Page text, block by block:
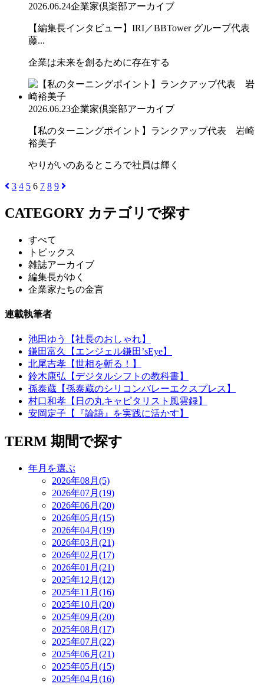
2026.06.24企業家倶楽部アーカイブ
【編集長インタビュー】IRI／BBTower グループ代表
藤...
企業は未来を創るために存在する
2026.06.23企業家倶楽部アーカイブ
【私のターニングポイント】ランクアップ代表 岩崎
裕美子
やりがいのあるところで社員は輝く
3 4 5 6 7 8 9
CATEGORY カテゴリで探す
すべて
トピックス
雑誌アーカイブ
編集長がゆく
企業家たちの金言
連載執筆者
池田ゆう【社長のおしゃれ】
鎌田富久【エンジェル鎌田’sEye】
北尾吉孝【世相を斬る！】
鈴木康弘【デジタルシフトの教科書】
孫泰蔵【孫泰蔵のシリコンバレーエクスプレス】
村口和孝【日の丸キャピタリスト風雲録】
安岡定子【『論語』を実践に活かす】
TERM 期間で探す
年月を選ぶ
2026年08月(5)
2026年07月(19)
2026年06月(20)
2026年05月(15)
2026年04月(19)
2026年03月(21)
2026年02月(17)
2026年01月(21)
2025年12月(12)
2025年11月(16)
2025年10月(20)
2025年09月(20)
2025年08月(17)
2025年07月(22)
2025年06月(21)
2025年05月(15)
2025年04月(16)